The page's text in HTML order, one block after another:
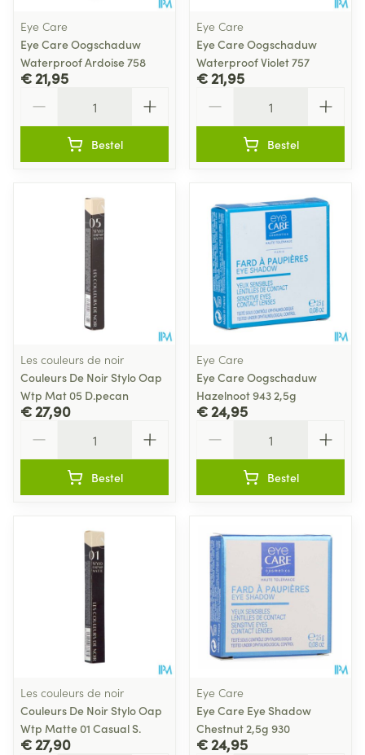
Eye Care
Eye Care Oogschaduw
Waterproof Ardoise 758
€ 21,95
Bestel
Eye Care
Eye Care Oogschaduw
Waterproof Violet 757
€ 21,95
Bestel
Les couleurs de noir
Couleurs De Noir Stylo Oap
Wtp Mat 05 D.pecan
€ 27,90
Bestel
Eye Care
Eye Care Oogschaduw
Hazelnoot 943 2,5g
€ 24,95
Bestel
Les couleurs de noir
Couleurs De Noir Stylo Oap
Wtp Matte 01 Casual S.
€ 27,90
Eye Care
Eye Care Eye Shadow
Chestnut 2,5g 930
€ 24,95